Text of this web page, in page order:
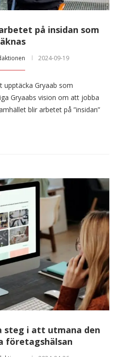
på insidan som
2024-09-19
upptäcka Gryaab som
Gryaabs vision om att jobba
blir arbetet på ”insidan”
steg i att utmana den
företagshälsan